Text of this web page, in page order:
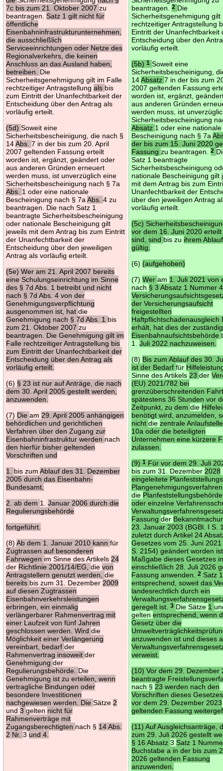
7c bis zum 21. Oktober 2007zu
beantragen.Satz 1 gilt nicht für
öffentliche
Eisenbahninfrastrukturunternehmen,
die ausschließlich
Serviceeinrichtungen oder Netze des
Regionalverkehrs, die keinen
Anschluss an das Ausland haben,
betreiben. Die
Sicherheitsgenehmigung gilt im Falle
rechtzeitiger Antragstellungals bis
zum Eintritt der Unanfechtbarkeit der
Entscheidung über den Antrag als
vorläufig erteilt.
(5d)Soweit eine
Sicherheitsbescheinigung, die nach §
14Abs.7 in der bis zum 20. April
2007 geltenden Fassung erteilt
worden ist, ergänzt, geändert oder
aus anderen Gründen erneuert
werden muss, ist unverzüglich eine
Sicherheitsbescheinigung nach § 7a
Abs. 1 oder eine nationale
Bescheinigung nach § 7aAbs.4 zu
beantragen. Die nach Satz 1
beantragte Sicherheitsbescheinigung
oder nationale Bescheinigung gilt
jeweils mit dem Antrag bis zum Eintritt
der Unanfechtbarkeit der
Entscheidung über den jeweiligen
Antrag als vorläufig erteilt.
(5e) Wer am 21. April 2007 bereits
eine Schulungseinrichtung im Sinne
des § 7d Abs. 1 betreibt und nicht
nach § 7d Abs. 4 von der
Genehmigungsverpflichtung
ausgenommen ist, hatdie
Genehmigung nach § 7d Abs. 1 bis
zum 21. Oktober 2007zu
beantragen. Die Genehmigung gilt im
Falle rechtzeitiger Antragstellung bis
zum Eintritt der Unanfechtbarkeit der
Entscheidung über den Antrag als
vorläufig erteilt.
(6) § 23 ist nur auf Anträge, die nach
dem 30. April 2005 gestellt werden,
anzuwenden.
(7) Dieam 29. April 2005 anhängigen
behördlichen und gerichtlichen
Verfahren über den Zugang zur
Eisenbahninfrastruktur werden nach
den hierfür bisher geltenden
Vorschriften und
1. bis zumAblauf des 31. Dezember
2005 durch das Eisenbahn-
Bundesamt,
2. ab dem 1.Januar 2006 durch die
Regulierungsbehörde
fortgeführt.
(8)Ab dem 1. Januar 2010 kannfür
Zugtrassen auf besonderen
Fahrwegen im Sinne des Artikels 24
der Richtlinie 2001/14/EG,dievon
Antragstellern genutzt werden,die
bereits bis zum 31. Dezember 2009
auf diesen Zugtrassen
Eisenbahnverkehrsleistungen
erbringen, ein einmalig
verlängerbarer Rahmenvertrag mit
einer Laufzeit von fünf Jahren
geschlossen werden. Wirddie
Möglichkeit einer Verlängerung
vereinbart, bedarfder
Rahmenvertrag insoweitder
Genehmigungder
Regulierungsbehörde. Die
Genehmigung ist zu erteilen, wenn
vertragliche Bindungen oder
besondere Investitionen
nachgewiesen werden. DieSätze 2
und3gelten nicht für
Rahmenverträge mit
Zugangsberechtigten nach § 14 Abs.
2 Nr.3 und 4.
beantragen.2 Die
Sicherheitsgenehmigung gilt
rechtzeitiger Antragstellung
Eintritt der Unanfechtbarkeit
Entscheidung über den
vorläufig erteilt.
(5b)1 Soweit eine
Sicherheitsbescheinigung,
14Absatz7 in der bis zum
2007 geltenden Fassung
worden ist, ergänzt,
aus anderen Gründen
werden muss, ist
Sicherheitsbescheinigung
Absatz 1 oder eine nationale
Bescheinigung nach § 7a
der bis zum 15. Juni 2020
Fassungzu beantragen.2
Satz 1 beantragte
Sicherheitsbescheinigung
nationale Bescheinigung gilt
mit dem Antrag bis zum
Unanfechtbarkeit der
über den jeweiligen Antrag
vorläufig erteilt.
(5c)
vor dem 16. Juni 2020
sind, sind bis zu ihrem
gültig.
(6) (aufgehoben)
(7)Weram 1. Juli 2021 von
nach § 3 Absatz 1 Nummer
der Versicherungsaufsicht
freigestellten
Haftpflichtschadenausgleich
erhält, hat dies der
Eisenbahnaufsichtsbehörde
1.Juli 2022 nachzuweisen.
(8) Bis zum Ablauf des 30.
ist der Bedarffür
Sinne des Artikels 23der
(EU) 2021/782 bei
grenzüberschreitenden
spätestens 36 Stunden vor
Zeitpunkt, zu demdie
benötigt wird, anzumelden,
nichtdiezentrale
10a oder die beteiligten
Unternehmen eine kürzere
zulassen.
(9)1 Für vor dem 29. Juli
bis zum 31. Dezember 2028
eingeleitete
die
oder einzelne
Fassungder
23. Januar 2003 (BGBl. I S.
zuletzt durch Artikel 24
Gesetzes vom 25. Juni
S. 2154) geändert worden
Maßgabe dieses Gesetzes
einschließlich 28. Juli 2026
Fassung anwenden.2 Satz
entsprechend, soweit das
landesrechtlich durch ein
geregelt ist.3 Die Sätze 1
geltenentsprechend, wenn
Gesetz über die
anzuwenden ist und dieses
verweist.
(10) Vor dem 29. Dezember
beantragte
nach § 23 werden nach den
Vorschriften dieses
vor dem 29. Dezember 2023
geltenden Fassung
(11) Auf Ausgleichsanträge,
zum 29. Juli 2026 gestellt
§ 16 Absatz3Satz 1
Buchstabe a in der bis zum
2026 geltenden Fassung
anzuwenden.